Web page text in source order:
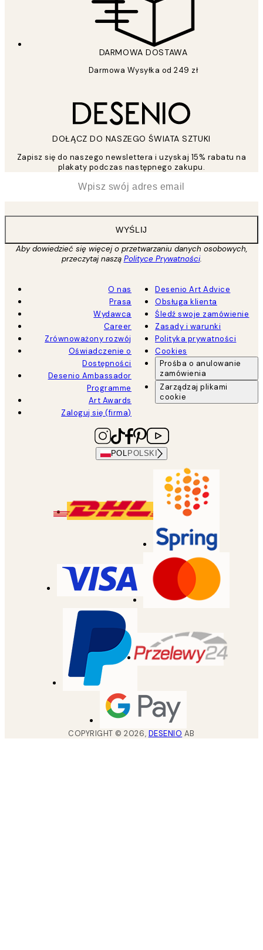
DARMOWA DOSTAWA
Darmowa Wysyłka od 249 zł
DOŁĄCZ DO NASZEGO ŚWIATA SZTUKI
Zapisz się do naszego newslettera i uzyskaj 15% rabatu na
plakaty podczas następnego zakupu.
WYŚLIJ
Aby dowiedzieć się więcej o przetwarzaniu danych osobowych,
przeczytaj naszą Polityce Prywatności.
O nas
Prasa
Wydawca
Career
Zrównoważony rozwój
Oświadczenie o
Dostępności
Desenio Ambassador
Programme
Art Awards
Zaloguj się (firma)
Desenio Art Advice
Obsługa klienta
Śledź swoje zamówienie
Zasady i warunki
Polityka prywatności
Cookies
Prośba o anulowanie
zamówienia
Zarządzaj plikami
cookie
POL POLSKI
COPYRIGHT ©2026, DESENIO AB